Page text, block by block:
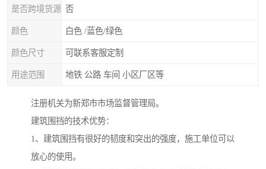
是否跨境货源 否
颜色 白色 /蓝色/绿色
颜色尺寸 可联系客服定制
用途范围 地铁 公路 车间 小区厂区等
注册机关为新郑市市场监督管理局。
建筑围挡的技术优势：
1、建筑围挡有很好的韧度和突出的强度，施工单位可以
放心的使用。